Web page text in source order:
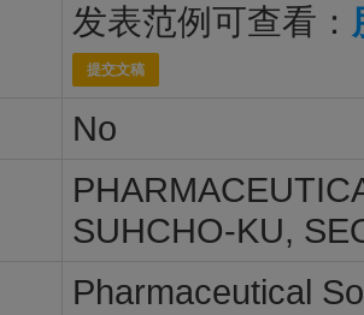
发表范例可查看：
提交文稿
No
SUHCHO-KU,
Pharmaceutical